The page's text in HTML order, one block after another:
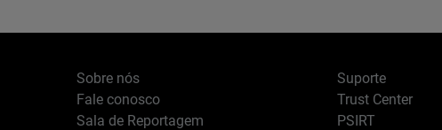
Sobre nós
Fale conosco
Sala de Reportagem
Suporte
Trust Center
PSIRT